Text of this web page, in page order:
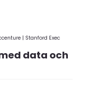
| Stanford Exec
data och